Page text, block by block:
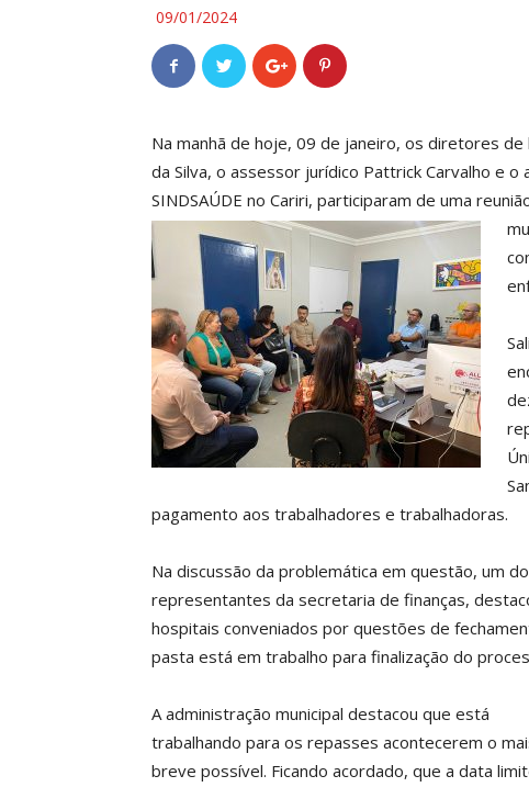
09/01/2024
Na manhã de hoje, 09 de janeiro, os diretores
da Silva, o assessor jurídico Pattrick Carvalho e
SINDSAÚDE no Cariri, participaram de uma
pagamento aos trabalhadores e trabalhadoras.
Na discussão da problemática em questão, um
representantes da secretaria de finanças,
hospitais conveniados por questões de
pasta está em trabalho para finalização do
A administração municipal destacou que está
trabalhando para os repasses acontecerem o
breve possível. Ficando acordado, que a data